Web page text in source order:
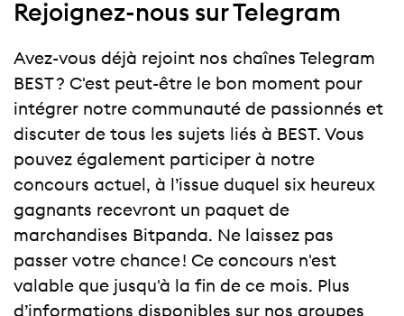
Rejoignez-nous sur Telegram
Avez-vous déjà rejoint nos chaînes Telegram
BEST ? C'est peut-être le bon moment pour
intégrer notre communauté de passionnés et
discuter de tous les sujets liés à BEST. Vous
pouvez également participer à notre
concours actuel, à l’issue duquel six heureux
gagnants recevront un paquet de
marchandises Bitpanda. Ne laissez pas
passer votre chance ! Ce concours n'est
valable que jusqu'à la fin de ce mois. Plus
d’informations disponibles sur nos groupes